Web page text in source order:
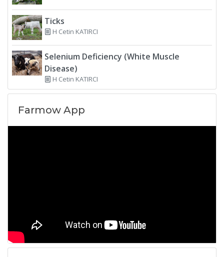
Ticks
H Cetin KATIRCI
Selenium Deficiency (White Muscle
Disease)
H Cetin KATIRCI
Farmow App